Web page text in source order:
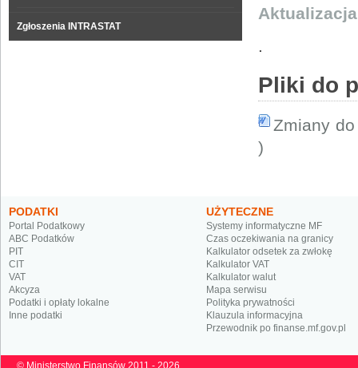
Zgłoszenia INTRASTAT
.
Pliki do
Zmiany
)
PODATKI
Portal Podatkowy
ABC Podatków
PIT
CIT
VAT
Akcyza
Podatki i opłaty lokalne
Inne podatki
UŻYTECZNE
Systemy informatyczne MF
Czas oczekiwania na granicy
Kalkulator odsetek za zwłokę
Kalkulator VAT
Kalkulator walut
Mapa serwisu
Polityka prywatności
Klauzula informacyjna
Przewodnik po finanse.mf.gov.pl
© Ministerstwo Finansów 2011 - 2026